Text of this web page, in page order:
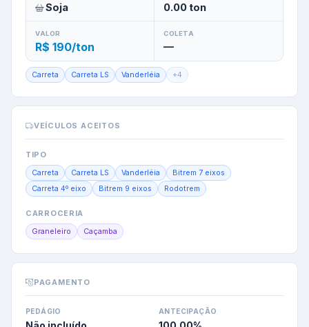
Soja 0.00ton
VALOR
R$ 190/ton
COLETA
—
Carreta Carreta LS Vanderléia +4
VEÍCULOS ACEITOS
TIPO
Carreta Carreta LS Vanderléia
Bitrem 7 eixos
Carreta 4º eixo
Bitrem 9 eixos Rodotrem
CARROCERIA
Graneleiro Caçamba
PAGAMENTO
PEDÁGIO ANTECIPAÇÃO